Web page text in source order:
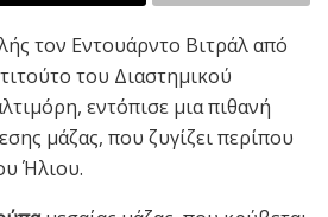
τον Εντουάρντο Βιτράλ από
του Διαστημικού
εντόπισε μια πιθανή
μάζας, που ζυγίζει περίπου
Ήλιου.